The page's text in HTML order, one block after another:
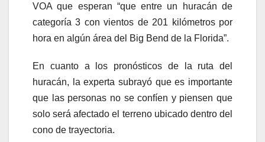
VOA que esperan “que entre un huracán de
categoría 3 con vientos de 201 kilómetros por
hora en algún área del Big Bend de la Florida”.
En cuanto a los pronósticos de la ruta del
huracán, la experta subrayó que es importante
que las personas no se confíen y piensen que
solo será afectado el terreno ubicado dentro del
cono de trayectoria.